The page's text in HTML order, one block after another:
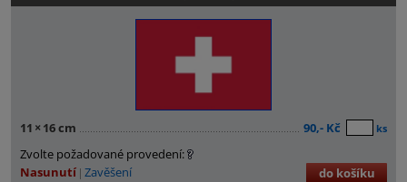
11 × 16 cm 90,- Kč ks
Zvolte požadované provedení:
Nasunutí Zavěšení do košíku